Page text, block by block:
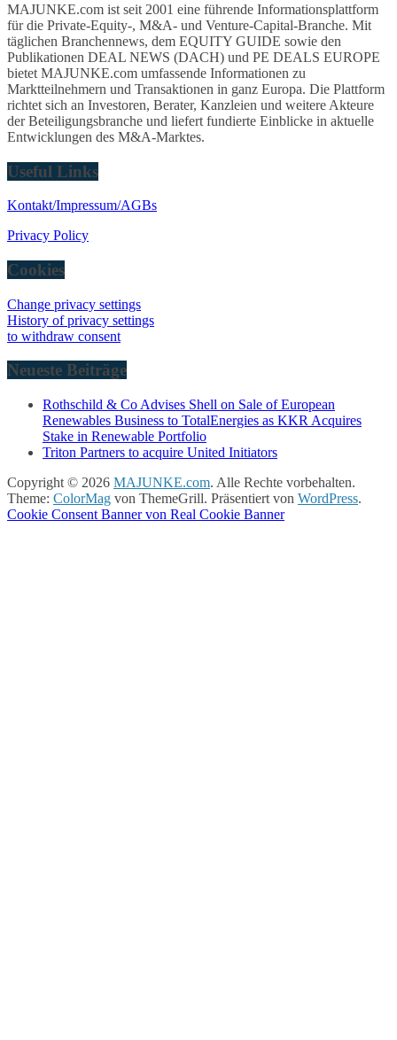
MAJUNKE.com ist seit 2001 eine führende Informationsplattform
für die Private-Equity-, M&A- und Venture-Capital-Branche. Mit
täglichen Branchennews, dem EQUITY GUIDE sowie den
Publikationen DEAL NEWS (DACH) und PE DEALS EUROPE
bietet MAJUNKE.com umfassende Informationen zu
Marktteilnehmern und Transaktionen in ganz Europa. Die Plattform
richtet sich an Investoren, Berater, Kanzleien und weitere Akteure
der Beteiligungsbranche und liefert fundierte Einblicke in aktuelle
Entwicklungen des M&A-Marktes.
Useful Links
Kontakt/Impressum/AGBs
Privacy Policy
Cookies
Change privacy settings
History of privacy settings
to withdraw consent
Neueste Beiträge
Rothschild & Co Advises Shell on Sale of European
Renewables Business to TotalEnergies as KKR Acquires
Stake in Renewable Portfolio
Triton Partners to acquire United Initiators
Copyright © 2026 MAJUNKE.com. Alle Rechte vorbehalten.
Theme: ColorMag von ThemeGrill. Präsentiert von WordPress.
Cookie Consent Banner von Real Cookie Banner